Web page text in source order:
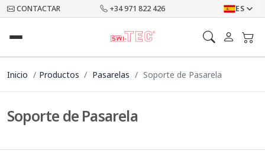
CONTACTAR +34 971 822 426 ES
Inicio Productos Pasarelas Soporte de Pasarela
Soporte de Pasarela